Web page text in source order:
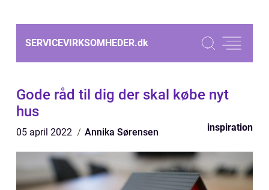
SERVICEVIRKSOMHEDER.dk
Gode råd til dig der skal købe nyt
hus
05 april 2022 Annika Sørensen inspiration